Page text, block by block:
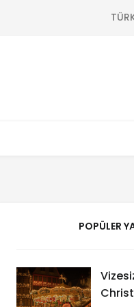
POPÜLER